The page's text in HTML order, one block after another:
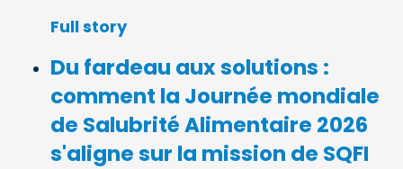
Full story
Du fardeau aux solutions :
comment la Journée mondiale
de Salubrité Alimentaire 2026
s'aligne sur la mission de SQFI